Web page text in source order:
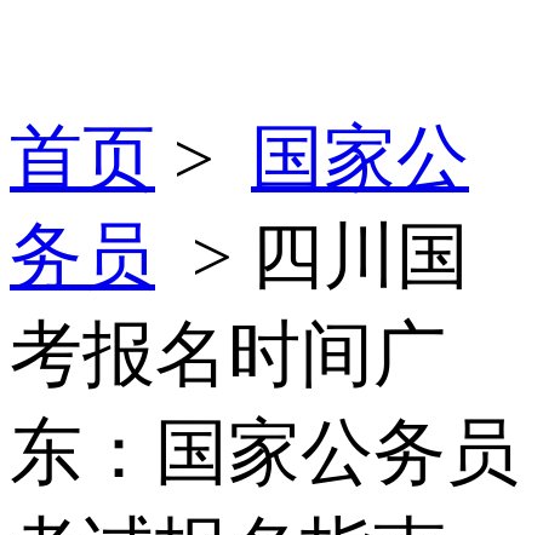
首页 >
国家公
务员
> 四川国
考报名时间广
东：国家公务员